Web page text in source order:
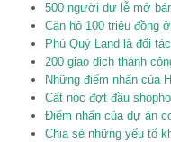
500 người dự lễ mở
Căn hộ 100 triệu đồng
Phú Quý Land là đối
200 giao dịch thành
Những điểm nhấn của
Cất nóc đợt đầu
Điểm nhấn của dự án
Chia sẻ những yếu tố